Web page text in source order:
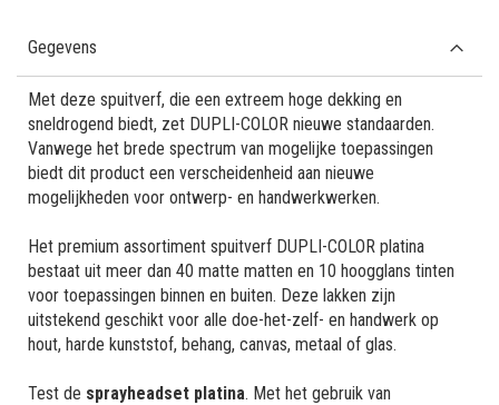
Gegevens
Met deze spuitverf, die een extreem hoge dekking en
sneldrogend biedt, zet DUPLI-COLOR nieuwe standaarden.
Vanwege het brede spectrum van mogelijke toepassingen
biedt dit product een verscheidenheid aan nieuwe
mogelijkheden voor ontwerp- en handwerkwerken.
Het premium assortiment spuitverf DUPLI-COLOR platina
bestaat uit meer dan 40 matte matten en 10 hoogglans tinten
voor toepassingen binnen en buiten. Deze lakken zijn
uitstekend geschikt voor alle doe-het-zelf- en handwerk op
hout, harde kunststof, behang, canvas, metaal of glas.
Test de sprayheadset platina. Met het gebruik van